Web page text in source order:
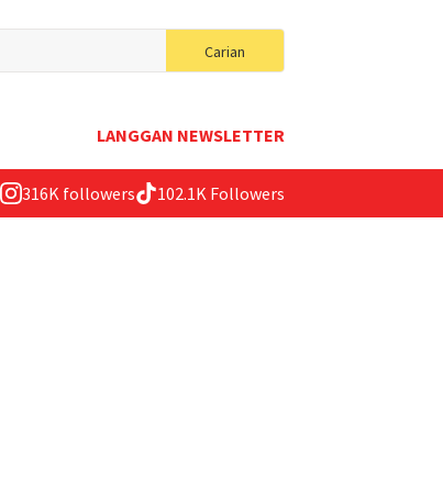
Carian
for:
LANGGAN NEWSLETTER
316K followers 102.1K Followers